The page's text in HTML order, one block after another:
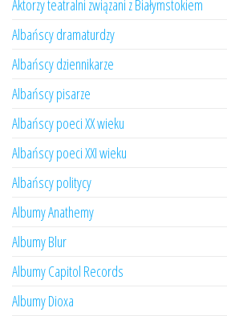
Aktorzy teatralni związani z Białymstokiem
Albańscy dramaturdzy
Albańscy dziennikarze
Albańscy pisarze
Albańscy poeci XX wieku
Albańscy poeci XXI wieku
Albańscy politycy
Albumy Anathemy
Albumy Blur
Albumy Capitol Records
Albumy Dioxa